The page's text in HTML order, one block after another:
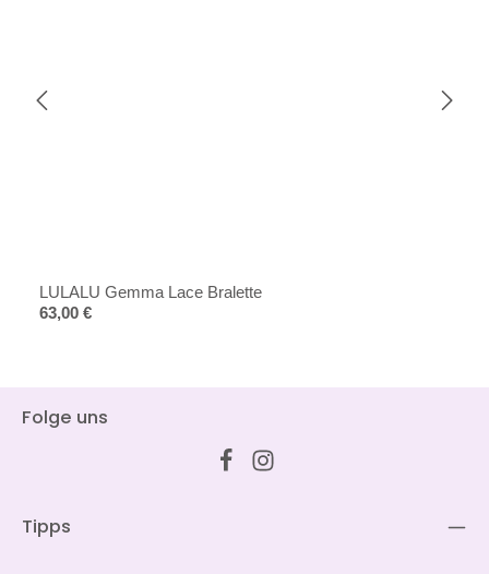
LULALU Gemma Lace Bralette
Regulärer Preis:
63,00 €
Folge uns
Tipps